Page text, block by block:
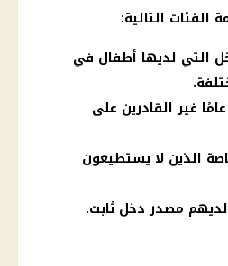
الفئات التالية:
التي لديها أطفال في
كبار السن فوق 65 عامًا غير القادرين على
الذين لا يستطيعون
لديهم مصدر دخل ثابت.